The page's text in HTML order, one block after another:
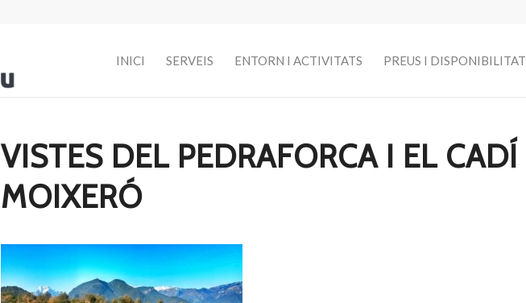
INICI SERVEIS ENTORN I ACTIVITATS PREUS I DISPONIBILITAT
VISTES DEL PEDRAFORCA I EL CADÍ
MOIXERÓ